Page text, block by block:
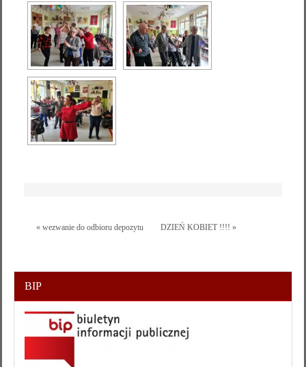
« wezwanie do odbioru depozytu DZIEŃ KOBIET !!!! »
BIP